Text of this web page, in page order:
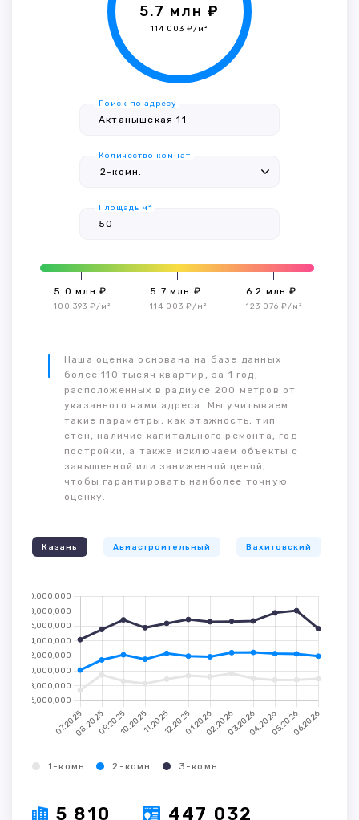
5.7 млн ₽
114 003 ₽/м²
Поиск по адресу
Количество комнат
Площадь м²
5.0 млн ₽
100 393 ₽/м²
5.7 млн ₽
114 003 ₽/м²
6.2 млн ₽
123 076 ₽/м²
Наша оценка основана на базе данных
более 110 тысяч квартир, за 1 год,
расположенных в радиусе 200 метров от
указанного вами адреса. Мы учитываем
такие параметры, как этажность, тип
стен, наличие капитального ремонта, год
постройки, а также исключаем объекты с
завышенной или заниженной ценой,
чтобы гарантировать наиболее точную
оценку.
Казань Авиастроительный Вахитовский
1-комн. 2-комн. 3-комн.
5 810 447 032